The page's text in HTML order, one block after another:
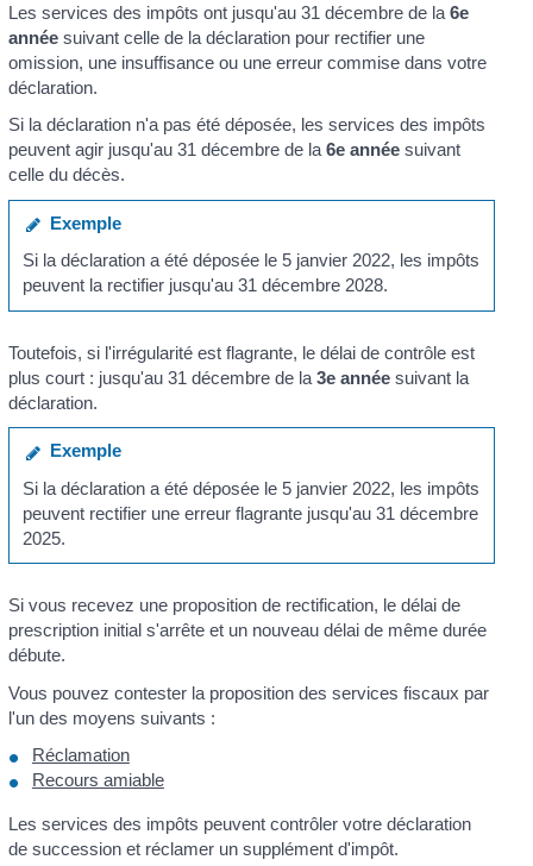
Les services des impôts ont jusqu'au 31 décembre de la 6e
annéesuivant celle de la déclaration pour rectifier une
omission, une insuffisance ou une erreur commise dans votre
déclaration.
Si la déclaration n'a pas été déposée, les services des impôts
peuvent agir jusqu'au 31 décembre de la6eannéesuivant
celle du décès.
Exemple
Si la déclaration a été déposée le 5 janvier 2022, les impôts
peuvent la rectifier jusqu'au 31 décembre 2028.
Toutefois, si l'irrégularité est flagrante, le délai de contrôle est
plus court : jusqu'au 31 décembre de la 3eannéesuivant la
déclaration.
Exemple
Si la déclaration a été déposée le 5 janvier 2022, les impôts
peuvent rectifier une erreur flagrante jusqu'au 31 décembre
2025.
Si vous recevez une proposition de rectification, le délai de
prescription initial s'arrête et un nouveau délai de même durée
débute.
Vous pouvez contester la proposition des services fiscaux par
l'un des moyens suivants :
Réclamation
Recours amiable
Les services des impôts peuvent contrôler votre déclaration
de succession et réclamer un supplément d'impôt.